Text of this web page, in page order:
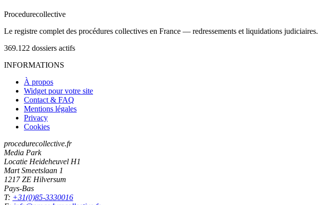
Procedurecollective
Le registre complet des procédures collectives en France — redressements et liquidations judiciaires.
369.122 dossiers actifs
INFORMATIONS
À propos
Widget pour votre site
Contact & FAQ
Mentions légales
Privacy
Cookies
procedurecollective.fr
Media Park
Locatie Heideheuvel H1
Mart Smeetslaan 1
1217 ZE Hilversum
Pays-Bas
T: +31(0)85-3330016